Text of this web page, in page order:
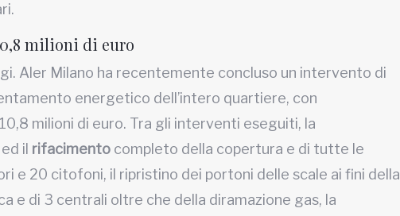
milioni di euro
Aler Milano ha recentemente concluso un intervento di
energetico dell’intero quartiere, con
milioni di euro. Tra gli interventi eseguiti, la
il rifacimento completo della copertura e di tutte le
e 20 citofoni, il ripristino dei portoni delle scale ai fini della
e di 3 centrali oltre che della diramazione gas, la